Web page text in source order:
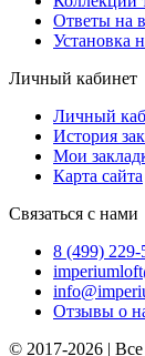
Ответы на
Установка
Личный кабинет
Личный
История
Мои
Карта сайта
Связаться с нами
8 (499) 229-
Отзывы о
© 2017-2026 |